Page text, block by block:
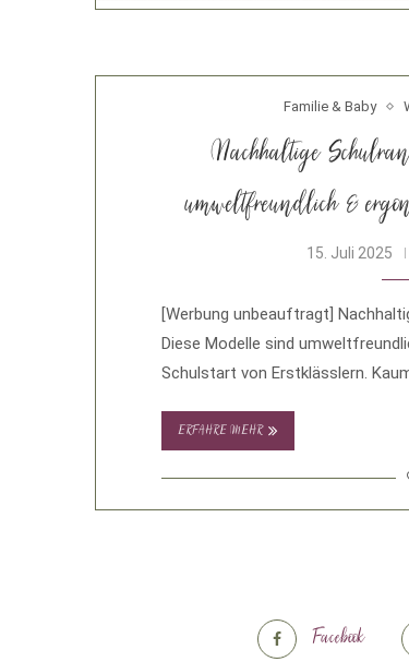
Familie & Baby
Nachhaltige
umweltfreundlich &
15. Juli 2025
[Werbung unbeauftragt]
Diese Modelle sind
Schulstart von Erstklässlern.
ERFAHRE MEHR
Facebook